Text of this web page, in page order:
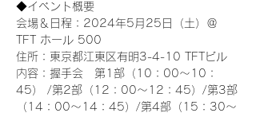
◆イベント概要
会場＆日程：2024年5月25日（土）＠
TFT ホール 500
住所：東京都江東区有明3-4-10 TFTビル
内容：握手会　第1部（10：00～10：
45） /第2部（12：00～12：45）/第3部
（14：00～14：45）/第4部（15：30～